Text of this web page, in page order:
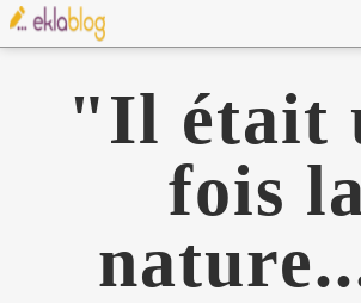
"Il était
fois